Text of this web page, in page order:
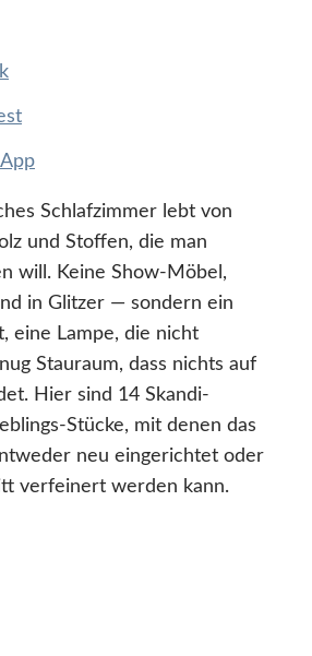
Schlafzimmer lebt von
und Stoffen, die man
will. Keine Show-Möbel,
in Glitzer — sondern ein
eine Lampe, die nicht
Stauraum, dass nichts auf
Hier sind 14 Skandi-
Stücke, mit denen das
neu eingerichtet oder
verfeinert werden kann.